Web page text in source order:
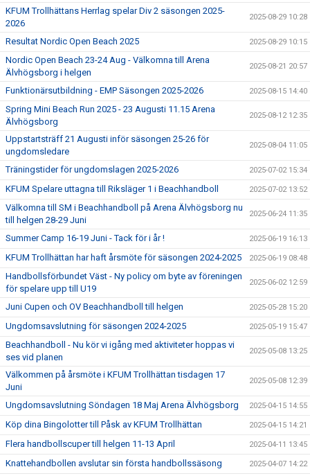
KFUM Trollhättans Herrlag spelar Div 2 säsongen 2025-
2026
2025-08-29 10:28
Resultat Nordic Open Beach 2025 2025-08-29 10:15
Nordic Open Beach 23-24 Aug - Välkomna till Arena
Älvhögsborg i helgen
2025-08-21 20:57
Funktionärsutbildning - EMP Säsongen 2025-2026 2025-08-15 14:40
Spring Mini Beach Run 2025 - 23 Augusti 11.15 Arena
Älvhögsborg
2025-08-12 12:35
Uppstartsträff 21 Augusti inför säsongen 25-26 för
ungdomsledare
2025-08-04 11:05
Träningstider för ungdomslagen 2025-2026 2025-07-02 15:34
KFUM Spelare uttagna till Riksläger 1 i Beachhandboll 2025-07-02 13:52
Välkomna till SM i Beachhandboll på Arena Älvhögsborg nu
till helgen 28-29 Juni
2025-06-24 11:35
Summer Camp 16-19 Juni - Tack för i år ! 2025-06-19 16:13
KFUM Trollhättan har haft årsmöte för säsongen 2024-2025 2025-06-19 08:48
Handbollsförbundet Väst - Ny policy om byte av föreningen
för spelare upp till U19
2025-06-02 12:59
Juni Cupen och OV Beachhandboll till helgen 2025-05-28 15:20
Ungdomsavslutning för säsongen 2024-2025 2025-05-19 15:47
Beachhandboll - Nu kör vi igång med aktiviteter hoppas vi
ses vid planen
2025-05-08 13:25
Välkommen på årsmöte i KFUM Trollhättan tisdagen 17
Juni
2025-05-08 12:39
Ungdomsavslutning Söndagen 18 Maj Arena Älvhögsborg 2025-04-15 14:55
Köp dina Bingolotter till Påsk av KFUM Trollhättan 2025-04-15 14:21
Flera handbollscuper till helgen 11-13 April 2025-04-11 13:45
Knattehandbollen avslutar sin första handbollssäsong 2025-04-07 14:22